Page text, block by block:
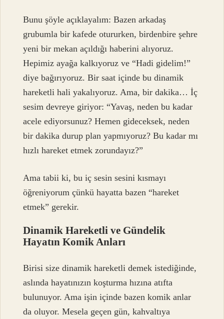
Bunu şöyle açıklayalım: Bazen arkadaş
grubumla bir kafede otururken, birdenbire şehre
yeni bir mekan açıldığı haberini alıyoruz.
Hepimiz ayağa kalkıyoruz ve “Hadi gidelim!”
diye bağırıyoruz. Bir saat içinde bu dinamik
hareketli hali yakalıyoruz. Ama, bir dakika… İç
sesim devreye giriyor: “Yavaş, neden bu kadar
acele ediyorsunuz? Hemen gideceksek, neden
bir dakika durup plan yapmıyoruz? Bu kadar mı
hızlı hareket etmek zorundayız?”
Ama tabii ki, bu iç sesin sesini kısmayı
öğreniyorum çünkü hayatta bazen “hareket
etmek” gerekir.
Dinamik Hareketli ve Gündelik
Hayatın Komik Anları
Birisi size dinamik hareketli demek istediğinde,
aslında hayatınızın koşturma hızına atıfta
bulunuyor. Ama işin içinde bazen komik anlar
da oluyor. Mesela geçen gün, kahvaltıya